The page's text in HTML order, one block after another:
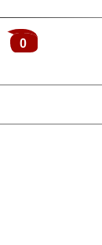
0